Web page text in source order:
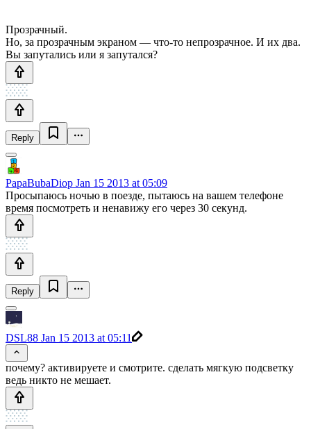
Прозрачный.
Но, за прозрачным экраном — что-то непрозрачное. И их два.
Вы запутались или я запутался?
Reply
PapaBubaDiop Jan 15 2013 at 05:09
Просыпаюсь ночью в поезде, пытаюсь на вашем телефоне
время посмотреть и ненавижу его через 30 секунд.
Reply
DSL88 Jan 15 2013 at 05:11
почему? активируете и смотрите. сделать мягкую подсветку
ведь никто не мешает.